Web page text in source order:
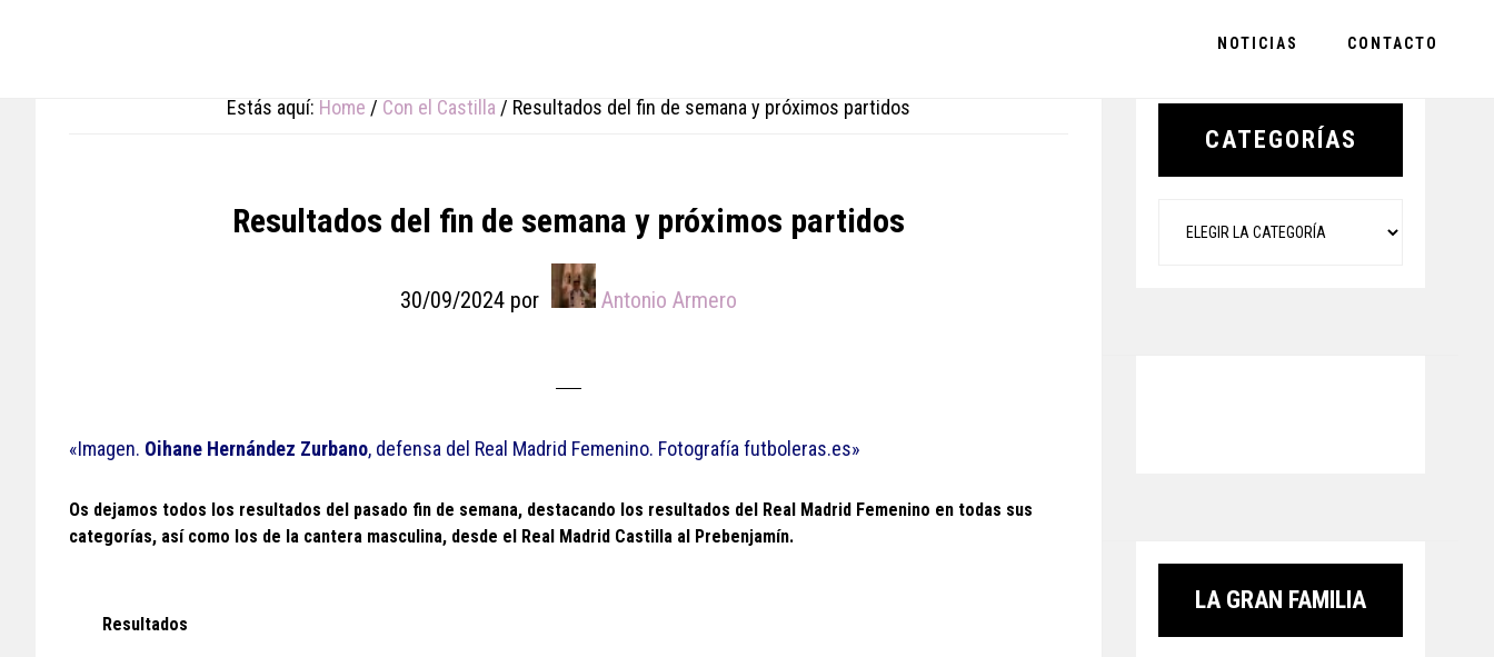
NOTICIAS CONTACTO
Estás aquí: Home / Con el Castilla / Resultados del fin de semana y próximos partidos
Resultados del fin de semana y próximos partidos
30/09/2024 por Antonio Armero
«Imagen. Oihane Hernández Zurbano, defensa del Real Madrid Femenino. Fotografía futboleras.es»
Os dejamos todos los resultados del pasado fin de semana, destacando los resultados del Real Madrid Femenino en todas sus
categorías, así como los de la cantera masculina, desde el Real Madrid Castilla al Prebenjamín.
Resultados
Primary
CATEGORÍAS
LA GRAN FAMILIA